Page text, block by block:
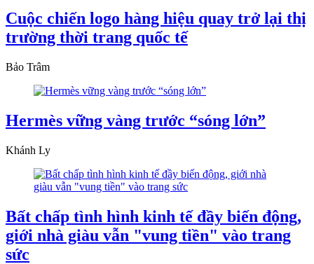
Cuộc chiến logo hàng hiệu quay trở lại thị
trường thời trang quốc tế
Bảo Trâm
Hermès vững vàng trước “sóng lớn”
Khánh Ly
Bất chấp tình hình kinh tế đầy biến động,
giới nhà giàu vẫn "vung tiền" vào trang
sức